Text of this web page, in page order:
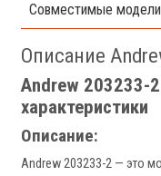
Совместимые модели
Описание
Andrew 203233-
характеристики
Описание:
Andrew 203233-2 — это